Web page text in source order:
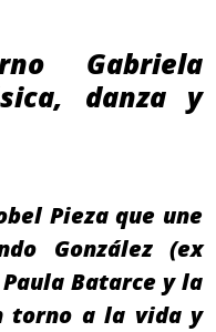
Gabriela
danza y
Pieza que une
González (ex
Batarce y la
torno a la vida y